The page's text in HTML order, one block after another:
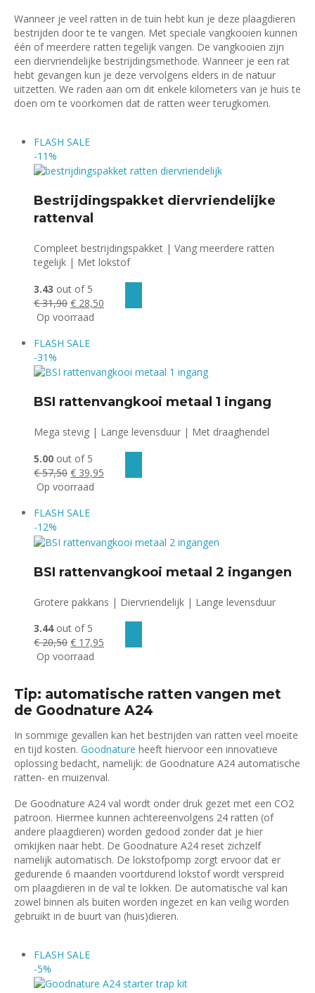
Wanneer je veel ratten in de tuin hebt kun je deze plaagdieren
bestrijden door te te vangen. Met speciale vangkooien kunnen
één of meerdere ratten tegelijk vangen. De vangkooien zijn
een diervriendelijke bestrijdingsmethode. Wanneer je een rat
hebt gevangen kun je deze vervolgens elders in de natuur
uitzetten. We raden aan om dit enkele kilometers van je huis te
doen om te voorkomen dat de ratten weer terugkomen.
FLASH SALE
-11%
Bestrijdingspakket diervriendelijke
rattenval
Compleet bestrijdingspakket | Vang meerdere ratten
tegelijk | Met lokstof
3.43 out of 5
€31,90 Oorspronkelijke
prijs
€ 31,90.
€ 28,50
Op voorraad
FLASH SALE
-31%
BSI rattenvangkooi metaal 1 ingang
Mega stevig | Lange levensduur | Met draaghendel
5.00 out of 5
€57,50 Oorspronkelijke
prijs
€ 57,50.
€ 39,95
Op voorraad
FLASH SALE
-12%
BSI rattenvangkooi metaal 2 ingangen
Grotere pakkans | Diervriendelijk | Lange levensduur
3.44out of 5
€20,50 Oorspronkelijke
prijs
€ 17,95
Op voorraad
Tip: automatische ratten vangen met
de Goodnature A24
In sommige gevallen kan het bestrijden van ratten veel moeite
en tijd kosten. Goodnature heeft hiervoor een innovatieve
oplossing bedacht, namelijk: de Goodnature A24 automatische
ratten- en muizenval.
De Goodnature A24 val wordt onder druk gezet met een CO2
patroon. Hiermee kunnen achtereenvolgens 24 ratten (of
andere plaagdieren) worden gedood zonder dat je hier
omkijken naar hebt. De Goodnature A24 reset zichzelf
namelijk automatisch. De lokstofpomp zorgt ervoor dat er
gedurende 6 maanden voortdurend lokstof wordt verspreid
om plaagdieren in de val te lokken. De automatische val kan
zowel binnen als buiten worden ingezet en kan veilig worden
gebruikt in de buurt van (huis)dieren.
FLASH SALE
-5%